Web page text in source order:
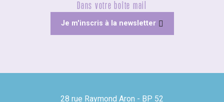
Dans votre boîte mail
Je m'inscris à la newsletter
28 rue Raymond Aron - BP 52